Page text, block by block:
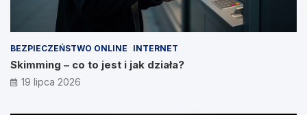
BEZPIECZEŃSTWO ONLINE INTERNET
Skimming – co to jest i jak działa?
19 lipca 2026